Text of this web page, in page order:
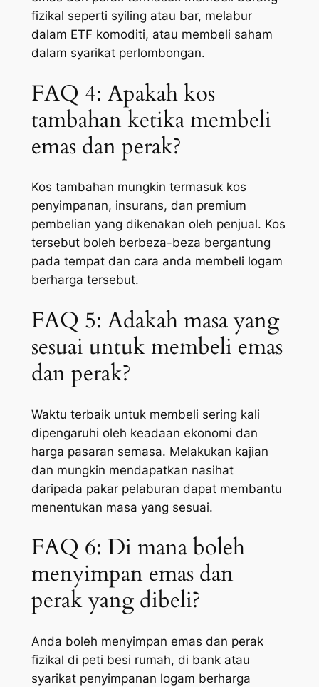
fizikal seperti syiling atau bar, melabur
dalam ETF komoditi, atau membeli saham
dalam syarikat perlombongan.
FAQ 4: Apakah kos
tambahan ketika membeli
emas dan perak?
Kos tambahan mungkin termasuk kos
penyimpanan, insurans, dan premium
pembelian yang dikenakan oleh penjual. Kos
tersebut boleh berbeza-beza bergantung
pada tempat dan cara anda membeli logam
berharga tersebut.
FAQ 5: Adakah masa yang
sesuai untuk membeli emas
dan perak?
Waktu terbaik untuk membeli sering kali
dipengaruhi oleh keadaan ekonomi dan
harga pasaran semasa. Melakukan kajian
dan mungkin mendapatkan nasihat
daripada pakar pelaburan dapat membantu
menentukan masa yang sesuai.
FAQ 6: Di mana boleh
menyimpan emas dan
perak yang dibeli?
Anda boleh menyimpan emas dan perak
fizikal di peti besi rumah, di bank atau
syarikat penyimpanan logam berharga